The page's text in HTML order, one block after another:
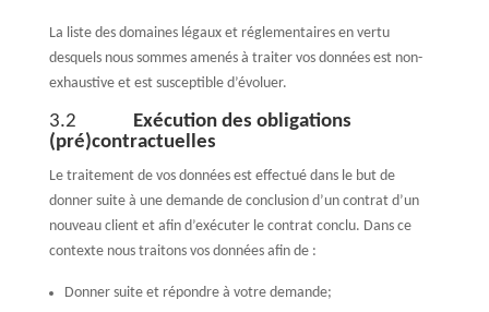
La liste des domaines légaux et réglementaires en vertu
desquels nous sommes amenés à traiter vos données est non-
exhaustive et est susceptible d’évoluer.
3.2 Exécution des obligations
(pré)contractuelles
Le traitement de vos données est effectué dans le but de
donner suite à une demande de conclusion d’un contrat d’un
nouveau client et afin d’exécuter le contrat conclu. Dans ce
contexte nous traitons vos données afin de :
Donner suite et répondre à votre demande;